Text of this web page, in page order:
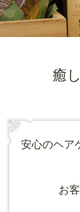
癒
安心のヘア
お